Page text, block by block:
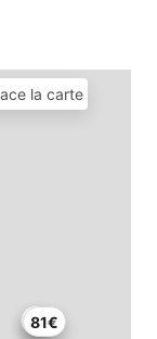
81€
la carte